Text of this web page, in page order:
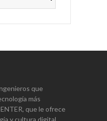
que
más
que le ofrece
y cultura digital